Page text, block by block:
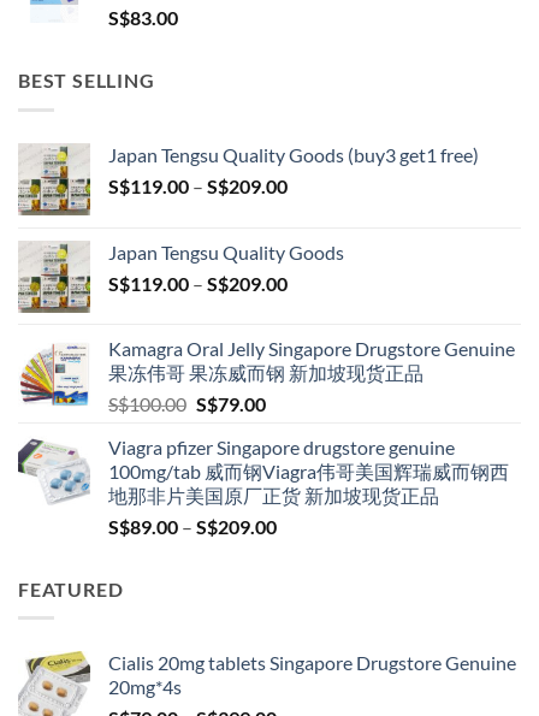
S$83.00
BEST SELLING
Japan Tengsu Quality Goods (buy3 get1 free)
S$119.00 – S$209.00Price
through
S$209.00
Japan Tengsu Quality Goods
S$119.00 – S$209.00Price
through
S$209.00
Kamagra Oral Jelly Singapore Drugstore Genuine
果冻伟哥 果冻威而钢 新加坡现货正品
S$100.00 Original
was:
S$100.00.
S$79.00Current
is:
S$79.00.
Viagra pfizer Singapore drugstore genuine
100mg/tab 威而钢Viagra伟哥美国辉瑞威而钢西
地那非片美国原厂正货 新加坡现货正品
S$89.00 – S$209.00Price
FEATURED
Cialis 20mg tablets Singapore Drugstore Genuine
20mg*4s